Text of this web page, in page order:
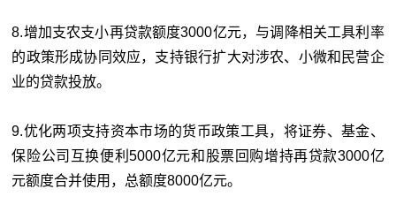
8.增加支农支小再贷款额度3000亿元，与调降相关工具利率
的政策形成协同效应，支持银行扩大对涉农、小微和民营企
业的贷款投放。
9.优化两项支持资本市场的货币政策工具，将证券、基金、
保险公司互换便利5000亿元和股票回购增持再贷款3000亿
元额度合并使用，总额度8000亿元。